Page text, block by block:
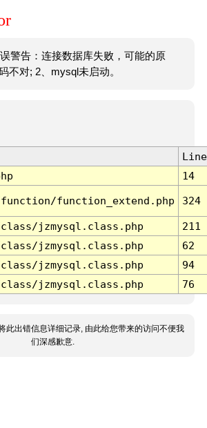
警告：连接数据库失败，可能的原
不对; 2、mysql未启动。
Line
14
function_extend.php 324
jzmysql.class.php
211
jzmysql.class.php
62
jzmysql.class.php
94
jzmysql.class.php 76
此出错信息详细记录, 由此给您带来的访问不便我
们深感歉意.